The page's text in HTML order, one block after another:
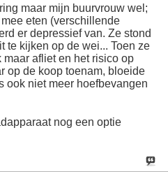
maar mijn buurvrouw wel;
eten (verschillende
er depressief van. Ze stond
te kijken op de wei... Toen ze
afliet en het risico op
op de koop toenam, bloeide
ook niet meer hoefbevangen
nog een optie